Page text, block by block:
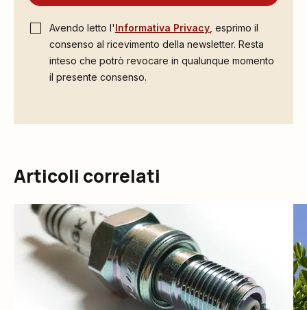
Avendo letto l'Informativa Privacy , esprimo il
consenso al ricevimento della newsletter. Resta
inteso che potrò revocare in qualunque momento
il presente consenso.
Articoli correlati